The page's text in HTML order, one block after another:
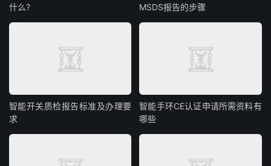
什么?
MSDS报告的步骤
智能开关质检报告标准及办理要
求
智能手环CE认证申请所需资料有
哪些